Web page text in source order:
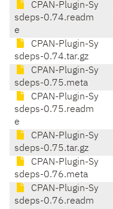
CPAN-Plugin-Sy
sdeps-0.74.readm
e
CPAN-Plugin-Sy
sdeps-0.74.tar.gz
CPAN-Plugin-Sy
sdeps-0.75.meta
CPAN-Plugin-Sy
sdeps-0.75.readm
e
CPAN-Plugin-Sy
sdeps-0.75.tar.gz
CPAN-Plugin-Sy
sdeps-0.76.meta
CPAN-Plugin-Sy
sdeps-0.76.readm